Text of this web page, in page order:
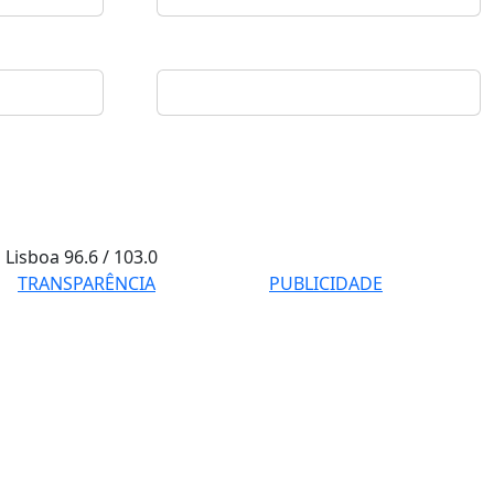
Lisboa96.6 / 103.0
TRANSPARÊNCIA
PUBLICIDADE